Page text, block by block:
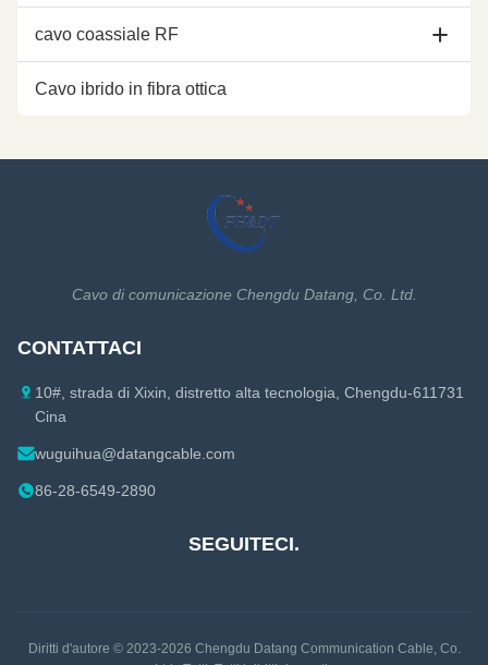
Cavo di Ethernet di Cat5e
cavo di Ethernet cat6
Cavo di Ethernet di Cat7A
cavo coassiale RF
1/2 cavo coassiale
Accessori del cavo coassiale
Cavo ibrido in fibra ottica
Cavo di comunicazione Chengdu Datang, Co. Ltd.
CONTATTACI
10#, strada di Xixin, distretto alta tecnologia, Chengdu-611731
Cina
wuguihua@datangcable.com
86-28-6549-2890
SEGUITECI.
Diritti d'autore © 2023-2026 Chengdu Datang Communication Cable, Co.